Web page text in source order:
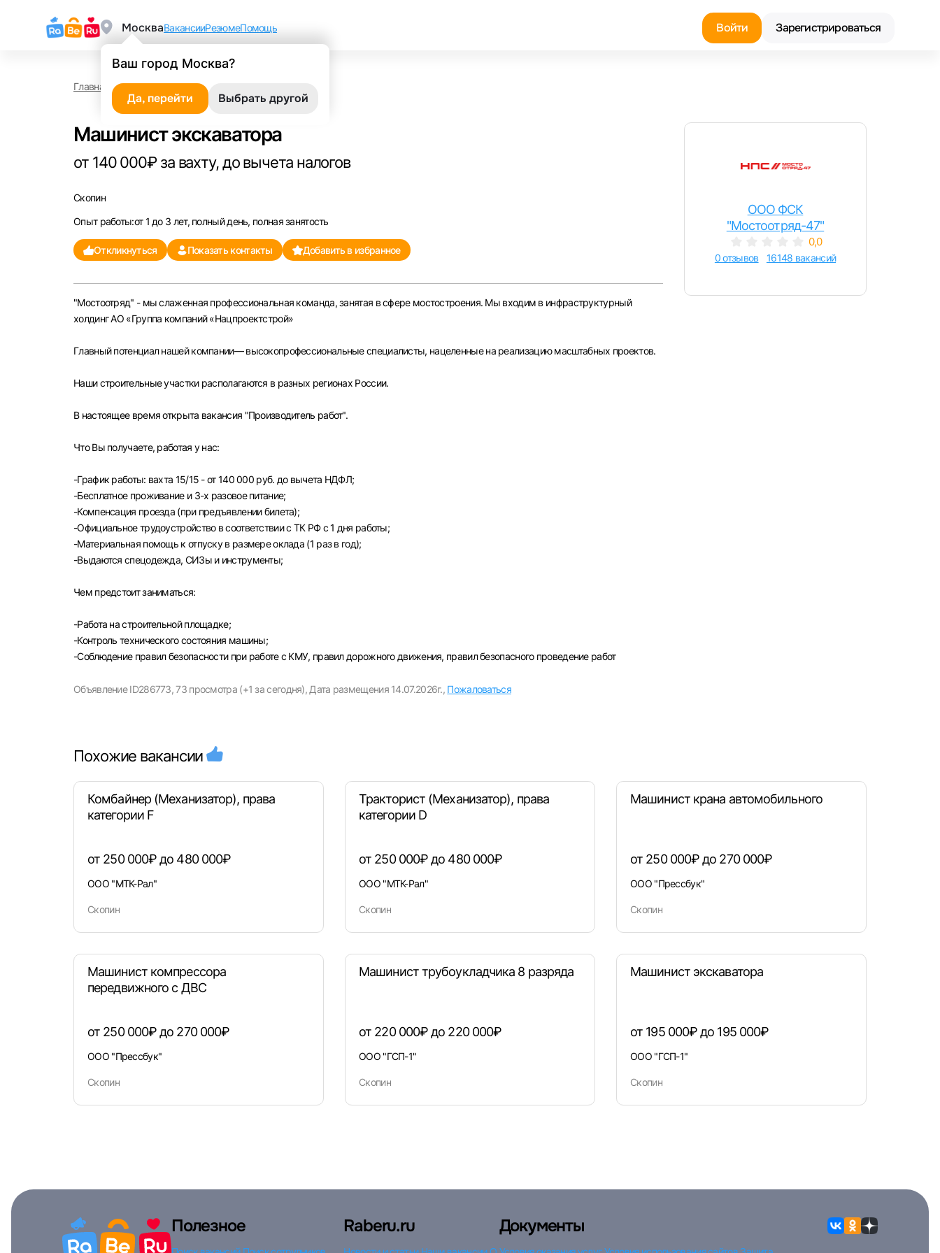
Москва
Ваш город Москва?
Да, перейти Выбрать другой
ВакансииРезюмеПомощь Войти Зарегистрироваться
Войдите в личный кабинет, чтобы просматривать
вакансии с контактами и оставлять отклики
Войти с VK ID
Вход по коду
Главная Работа в Скопине
Машинист экскаватора
от 140 000₽ за вахту, до вычета налогов
Скопин
Опыт работы:от 1 до 3 лет, полный день, полная занятость
Откликнуться Показать контакты Добавить в избранное
"Мостоотряд" - мы слаженная профессиональная команда, занятая в сфере мостостроения. Мы входим в инфраструктурный
холдинг АО «Группа компаний «Нацпроектстрой»
Главный потенциал нашей компании— высокопрофессиональные специалисты, нацеленные на реализацию масштабных проектов.
Наши строительные участки располагаются в разных регионах России.
В настоящее время открыта вакансия "Производитель работ".
Что Вы получаете, работая у нас:
-График работы: вахта 15/15 - от 140 000 руб. до вычета НДФЛ;
-Бесплатное проживание и 3-х разовое питание;
-Компенсация проезда (при предъявлении билета);
-Официальное трудоустройство в соответствии с ТК РФ с 1 дня работы;
-Материальная помощь к отпуску в размере оклада (1 раз в год);
-Выдаются спецодежда, СИЗы и инструменты;
Чем предстоит заниматься:
-Paбота на строительной площадке;
-Контроль технического состояния машины;
-Соблюдение правил безопасности при работе с КМУ, правил дорожного движения, правил безопасного проведение работ
Объявление ID286773,73 просмотра (+1 за сегодня), Дата размещения 14.07.2026г., Пожаловаться
ООО ФСК
"Мостоотряд-47"
0,0
0 отзывов 16148 вакансий
Похожие вакансии
Комбайнер (Механизатор), права
категории F
от 250 000₽ до 480 000₽
ООО "МТК-Рал"
Скопин
Тракторист (Механизатор), права
категории D
от 250 000₽ до 480 000₽
ООО "МТК-Рал"
Скопин
Машинист крана автомобильного
от 250 000₽ до 270 000₽
ООО "Прессбук"
Скопин
Машинист компрессора
передвижного с ДВС
от 250 000₽ до 270 000₽
ООО "Прессбук"
Скопин
Машинист трубоукладчика 8 разряда
от 220 000₽ до 220 000₽
ООО "ГСП-1"
Скопин
Машинист экскаватора
от 195 000₽ до 195 000₽
ООО "ГСП-1"
Скопин
Полезное Raberu.ru Документы